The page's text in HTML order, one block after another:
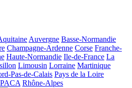
Auvergne Basse-Normandie
Champagne-Ardenne Corse Franche-
Haute-Normandie Ile-de-France La
Limousin Lorraine Martinique
Pas-de-Calais Pays de la Loire
PACA Rhône-Alpes